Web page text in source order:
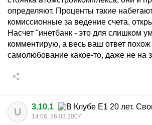
определяют. Проценты такие
комиссионные за ведение счета,
Насчет "инетбанк - это для слишком
комментирую, а весь ваш ответ похож
самолюбование какое-то, даже не на
U 3.10.1
14:06, 26.03.2007